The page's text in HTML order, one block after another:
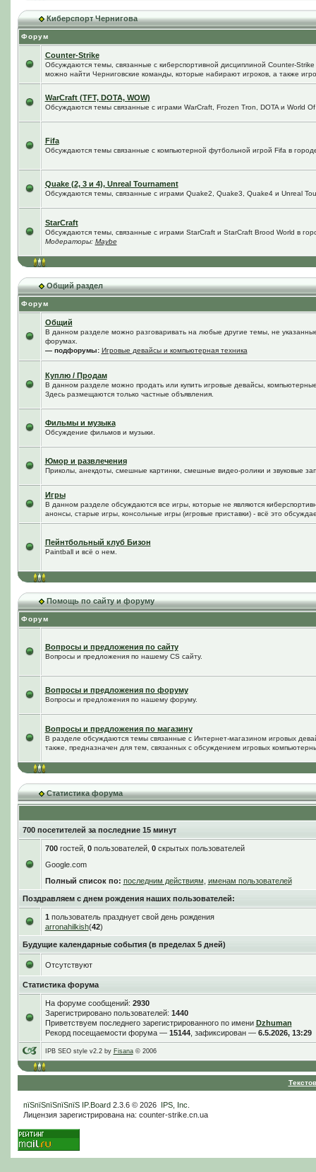
Киберспорт Чернигова
Форум
Counter-Strike
Обсуждаются темы, связанные с киберспортивной дисциплиной Counter-Strike
можно найти Черниговские команды, которые набирают игроков, а также
WarCraft (TFT, DOTA, WOW)
Обсуждаются темы связанные с играми WarCraft, Frozen Tron, DOTA и World
Fifa
Обсуждаются темы связанные с компьютерной футбольной игрой Fifa в
Quake (2, 3 и 4), Unreal Tournament
Обсуждаются темы, связанные с играми Quake2, Quake3, Quake4 и Unreal
StarCraft
Обсуждаются темы, связанные с играми StarCraft и StarCraft Brood World в
Модераторы: Maybe
Общий раздел
Форум
Общий
В данном разделе можно разговаривать на любые другие темы, не
форумах.
— подфорумы: Игровые девайсы и компьютерная техника
Куплю / Продам
В данном разделе можно продать или купить игровые девайсы,
Здесь размещаются только частные объявления.
Фильмы и музыка
Обсуждение фильмов и музыки.
Юмор и развлечения
Приколы, анекдоты, смешные картинки, смешные видео-ролики и звуковые
Игры
В данном разделе обсуждаются все игры, которые не являются
анонсы, старые игры, консольные игры (игровые приставки) - всё это
Пейнтбольный клуб Бизон
Paintball и всё о нем.
Помощь по сайту и форуму
Форум
Вопросы и предложения по сайту
Вопросы и предложения по нашему CS сайту.
Вопросы и предложения по форуму
Вопросы и предложения по нашему форуму.
Вопросы и предложения по магазину
В разделе обсуждаются темы связанные с Интернет-магазином игровых
также, предназначен для тем, связанных с обсуждением игровых
Статистика форума
700 посетителей за последние 15 минут
700гостей, 0пользователей, 0скрытых пользователей
Google.com
Полный список по: последним действиям именам пользователей
Поздравляем с днем рождения наших пользователей:
1 пользователь празднует свой день рождения
arronahilkish(42)
Будущие календарные события (в пределах 5 дней)
Отсутствуют
Статистика форума
На форуме сообщений: 2930
Зарегистрировано пользователей: 1440
Приветствуем последнего зарегистрированного по имени Dzhuman
Рекорд посещаемости форума — 15144, зафиксирован — 6.5.2026, 13:29
IPB SEO style v2.2 by Fisana© 2006
пїЅпїЅпїЅпїЅпїЅ IP.Board2.3.6 © 2026 IPS, Inc
Лицензия зарегистрирована на: counter-strike.cn.ua